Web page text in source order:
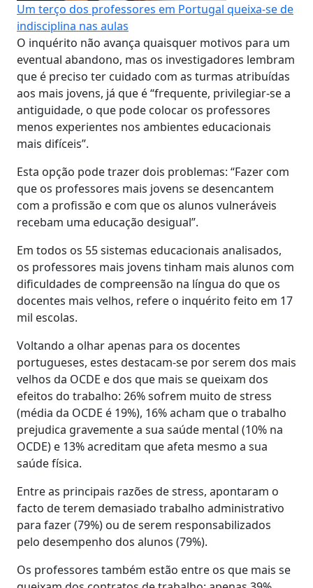
Um terço dos professores em Portugal queixa-se de
indisciplina nas aulas
O inquérito não avança quaisquer motivos para um
eventual abandono, mas os investigadores lembram
que é preciso ter cuidado com as turmas atribuídas
aos mais jovens, já que é “frequente, privilegiar-se a
antiguidade, o que pode colocar os professores
menos experientes nos ambientes educacionais
mais difíceis”.
Esta opção pode trazer dois problemas: “Fazer com
que os professores mais jovens se desencantem
com a profissão e com que os alunos vulneráveis
recebam uma educação desigual”.
Em todos os 55 sistemas educacionais analisados,
os professores mais jovens tinham mais alunos com
dificuldades de compreensão na língua do que os
docentes mais velhos, refere o inquérito feito em 17
mil escolas.
Voltando a olhar apenas para os docentes
portugueses, estes destacam-se por serem dos mais
velhos da OCDE e dos que mais se queixam dos
efeitos do trabalho: 26% sofrem muito de stress
(média da OCDE é 19%), 16% acham que o trabalho
prejudica gravemente a sua saúde mental (10% na
OCDE) e 13% acreditam que afeta mesmo a sua
saúde física.
Entre as principais razões de stress, apontaram o
facto de terem demasiado trabalho administrativo
para fazer (79%) ou de serem responsabilizados
pelo desempenho dos alunos (79%).
Os professores também estão entre os que mais se